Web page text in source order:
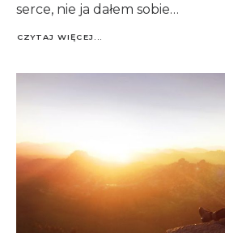
serce, nie ja dałem sobie…
CZYTAJ WIĘCEJ...